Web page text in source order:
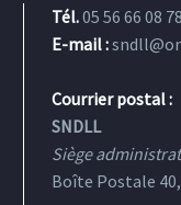
Tél.05 56 66 08 78
E-mail :
Courrier postal :
SNDLL
Siège
Boîte Postale